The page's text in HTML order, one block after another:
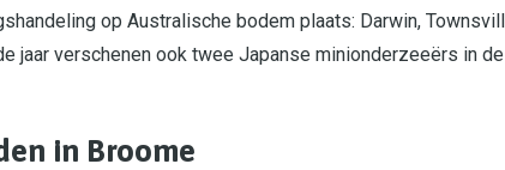
op Australische bodem plaats: Darwin,
jaar verschenen ook twee Japanse minionderzeeërs in de
in Broome